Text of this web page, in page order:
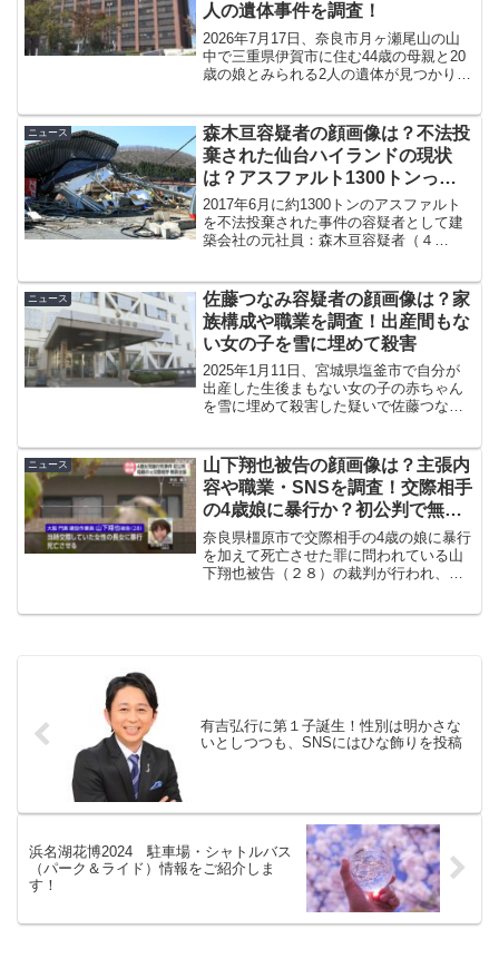
人の遺体事件を調査！
2026年7月17日、奈良市月ヶ瀬尾山の山
中で三重県伊賀市に住む44歳の母親と20
歳の娘とみられる2人の遺体が見つかり、
しました。この記事では、顔画像やプロ
フィール、...
ニュース
森木亘容疑者の顔画像は？不法投
棄された仙台ハイランドの現状
は？アスファルト1300トンっ
て…
2017年6月に約1300トンのアスファルト
を不法投棄された事件の容疑者として建
築会社の元社員：森木亘容疑者（４
トンのアスファルトが捨てられた仙台ハ
イランドの現状は...
ニュース
佐藤つなみ容疑者の顔画像は？家
族構成や職業を調査！出産間もな
い女の子を雪に埋めて殺害
2025年1月11日、宮城県塩釜市で自分が
出産した生後まもない女の子の赤ちゃん
を雪に埋めて殺害した疑いで佐藤つなみ
顔画像や家族構成や職業、SNSやネット
上の反応な...
ニュース
山下翔也被告の顔画像は？主張内
容や職業・SNSを調査！交際相手
の4歳娘に暴行か？初公判で無罪
主張
奈良県橿原市で交際相手の4歳の娘に暴行
を加えて死亡させた罪に問われている山
下翔也被告（２８）の裁判が行われ、無
有吉弘行に第１子誕生！性別は明かさな
いとしつつも、SNSにはひな飾りを投稿
浜名湖花博2024 駐車場・シャトルバス
（パーク＆ライド）情報をご紹介しま
す！